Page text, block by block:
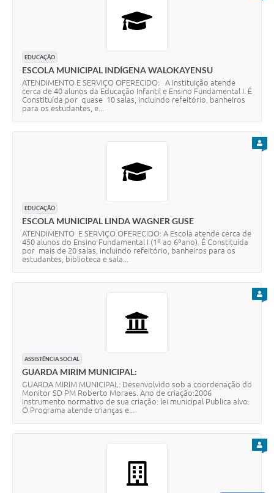
EDUCAÇÃO
ESCOLA MUNICIPAL INDÍGENA WALOKAYENSU
ATENDIMENTO E SERVIÇO OFERECIDO: A Instituição atende
cerca de 40 alunos da Educação Infantil e Ensino Fundamental I. É
Constituída por quase 10 salas, incluindo refeitório, banheiros
para os estudantes, e...
EDUCAÇÃO
ESCOLA MUNICIPAL LINDA WAGNER GUSE
ATENDIMENTO E SERVIÇO OFERECIDO: A Escola atende cerca de
450 alunos do Ensino Fundamental I (1º ao 6ºano). É Constituída
por mais de 20 salas, incluindo refeitório, banheiros para os
estudantes, biblioteca e sala...
ASSISTÊNCIA SOCIAL
GUARDA MIRIM MUNICIPAL:
GUARDA MIRIM MUNICIPAL: Desenvolvido sob a coordenação do
Monitor SD PM Roberto Moraes. Ano de criação:2006
Instrumento normativo de sua criação: lei municipal Publica alvo:
O Programa atende crianças e...